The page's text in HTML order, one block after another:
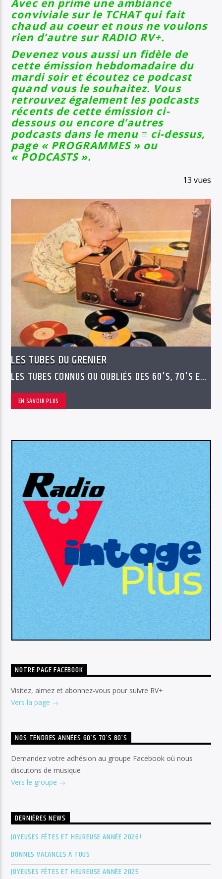
Avec en prime une ambiance
conviviale sur le TCHAT qui fait
chaud au coeur et nous ne voulons
rien d’autre sur RADIO RV+.
Devenez vous aussi un fidèle de
cette émission hebdomadaire du
mardi soir et écoutez ce podcast
quand vous le souhaitez. Vous
retrouvez également les podcasts
récents de cette émission ci-
dessous ou encore d’autres
podcasts dans le menu ≡ ci-dessus,
page « PROGRAMMES » ou
« PODCASTS ».
13 vues
LES TUBES DU GRENIER
LES TUBES CONNUS OU OUBLIÉS DES 60'S, 70'S ET
EN SAVOIR PLUS
NOTRE PAGE FACEBOOK
Visitez, aimez et abonnez-vous pour suivre RV+
Vers la page
NOS TENDRES ANNÉES 60’S 70’S 80’S
Demandez votre adhésion au groupe Facebook où nous
discutons de musique
Vers le groupe
DERNIÈRES NEWS
JOYEUSES FÊTES ET HEUREUSE ANNÉE 2026!
BONNES VACANCES À TOUS
JOYEUSES FÊTES ET HEUREUSE ANNÉE 2025